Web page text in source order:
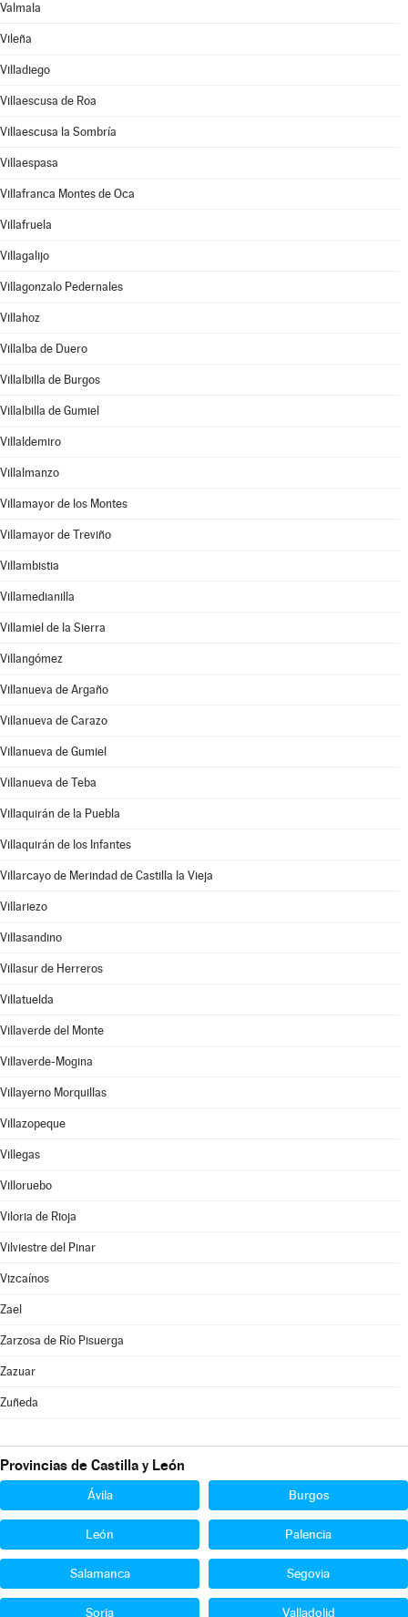
Valmala
Vileña
Villadiego
Villaescusa de Roa
Villaescusa la Sombría
Villaespasa
Villafranca Montes de Oca
Villafruela
Villagalijo
Villagonzalo Pedernales
Villahoz
Villalba de Duero
Villalbilla de Burgos
Villalbilla de Gumiel
Villaldemiro
Villalmanzo
Villamayor de los Montes
Villamayor de Treviño
Villambistia
Villamedianilla
Villamiel de la Sierra
Villangómez
Villanueva de Argaño
Villanueva de Carazo
Villanueva de Gumiel
Villanueva de Teba
Villaquirán de la Puebla
Villaquirán de los Infantes
Villarcayo de Merindad de Castilla la Vieja
Villariezo
Villasandino
Villasur de Herreros
Villatuelda
Villaverde del Monte
Villaverde-Mogina
Villayerno Morquillas
Villazopeque
Villegas
Villoruebo
Viloria de Rioja
Vilviestre del Pinar
Vizcaínos
Zael
Zarzosa de Río Pisuerga
Zazuar
Zuñeda
Provincias de Castilla y León
Ávila Burgos
León Palencia
Salamanca Segovia
Soria Valladolid